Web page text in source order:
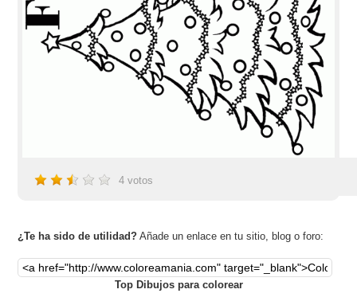
4 votos
¿Te ha sido de utilidad? Añade un enlace en tu sitio, blog o foro:
Top Dibujos para colorear